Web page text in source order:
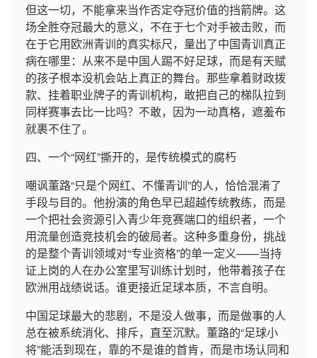
但这一切，不能拿来当作否定夺冠价值的挡箭牌。这
场全胜夺冠最大的意义，不在于七个对手被击败，而
在于它用欧洲青训的真实标尺，量出了中国青训真正
病在哪里：从来不是中国人踢不好足球，而是有天赋
的孩子根本没机会站上真正的舞台。那些拿着财政拨
款、挂着职业牌子的青训机构，敢把自己的梯队拉到
同样赛事去比一比吗？不敢，因为一动真格，遮羞布
就裹不住了。
四、一个“网红”撕开的，是传统模式的腐朽
嘲讽董路“只是个网红、不懂青训”的人，恰恰混淆了
手段与目的。他扮演的角色早已超越传统教练，而是
一个把社会资源引入青少年竞赛端口的组织者，一个
用流量创造竞技机会的破局者。这种多重身份，挑战
的是整个青训领域对“专业资格”的单一定义——当持
证上岗的人在办公室里写训练计划时，他带着孩子在
欧洲用战绩说话。谁更接近足球本质，不言自明。
中国足球最大的悲剧，不是没人做事，而是做事的人
总在被系统消化、排斥，直至沉默。董路的“足球小
将”能活到现在，靠的不是谁的首肯，而是市场认同和